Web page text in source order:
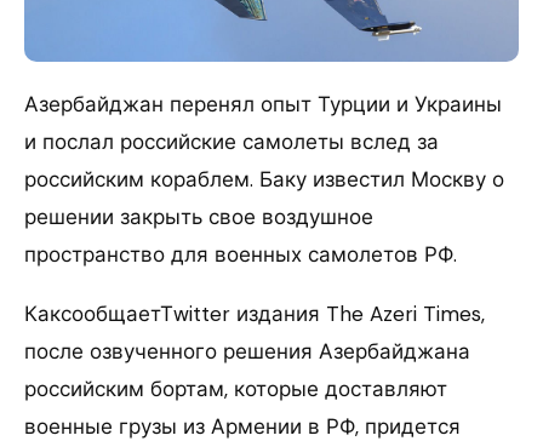
Азербайджан перенял опыт Турции и Украины
и послал российские самолеты вслед за
российским кораблем. Баку известил Москву о
решении закрыть свое воздушное
пространство для военных самолетов РФ.
КаксообщаетТwitter издания The Azeri Times,
после озвученного решения Азербайджана
российским бортам, которые доставляют
военные грузы из Армении в РФ, придется